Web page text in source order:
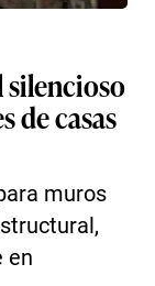
silencioso
de casas
muros
en